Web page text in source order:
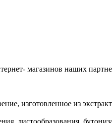
магазинов наших
изготовленное из
листообразования,